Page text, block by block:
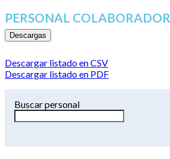
PERSONAL COLABORADOR
Descargas
Descargar listado en CSV
Descargar listado en PDF
Buscar personal